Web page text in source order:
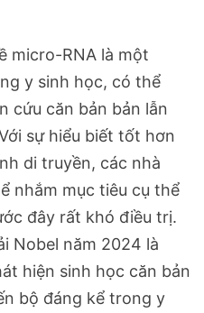
micro-RNA là một
y sinh học, có thể
cứu căn bản bản lẫn
sự hiểu biết tốt hơn
di truyền, các nhà
nhắm mục tiêu cụ thể
đây rất khó điều trị.
Nobel năm 2024 là
hiện sinh học căn bản
bộ đáng kể trong y